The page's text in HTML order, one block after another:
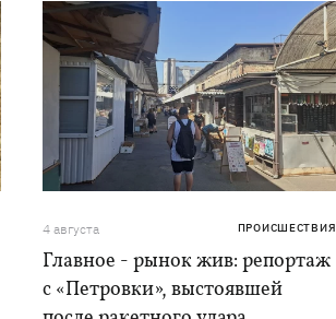
4 августа ПРОИСШЕСТВИЯ
Главное - рынок жив: репортаж
с «Петровки», выстоявшей